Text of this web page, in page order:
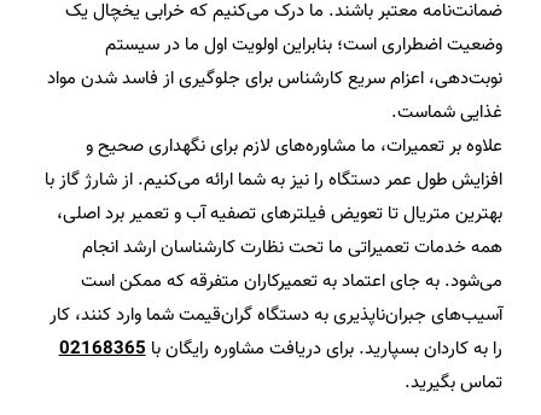
ضمانت‌نامه معتبر باشند. ما درک می‌کنیم که خرابی یخچال یک
وضعیت اضطراری است؛ بنابراین اولویت اول ما در سیستم
نوبت‌دهی، اعزام سریع کارشناس برای جلوگیری از فاسد شدن مواد
غذایی شماست.
علاوه بر تعمیرات، ما مشاوره‌های لازم برای نگهداری صحیح و
افزایش طول عمر دستگاه را نیز به شما ارائه می‌کنیم. از شارژ گاز با
بهترین متریال تا تعویض فیلترهای تصفیه آب و تعمیر برد اصلی،
همه خدمات تعمیراتی ما تحت نظارت کارشناسان ارشد انجام
می‌شود. به جای اعتماد به تعمیرکاران متفرقه که ممکن است
آسیب‌های جبران‌ناپذیری به دستگاه گران‌قیمت شما وارد کنند، کار
را به کاردان بسپارید. برای دریافت مشاوره رایگان با02168365
تماس بگیرید.